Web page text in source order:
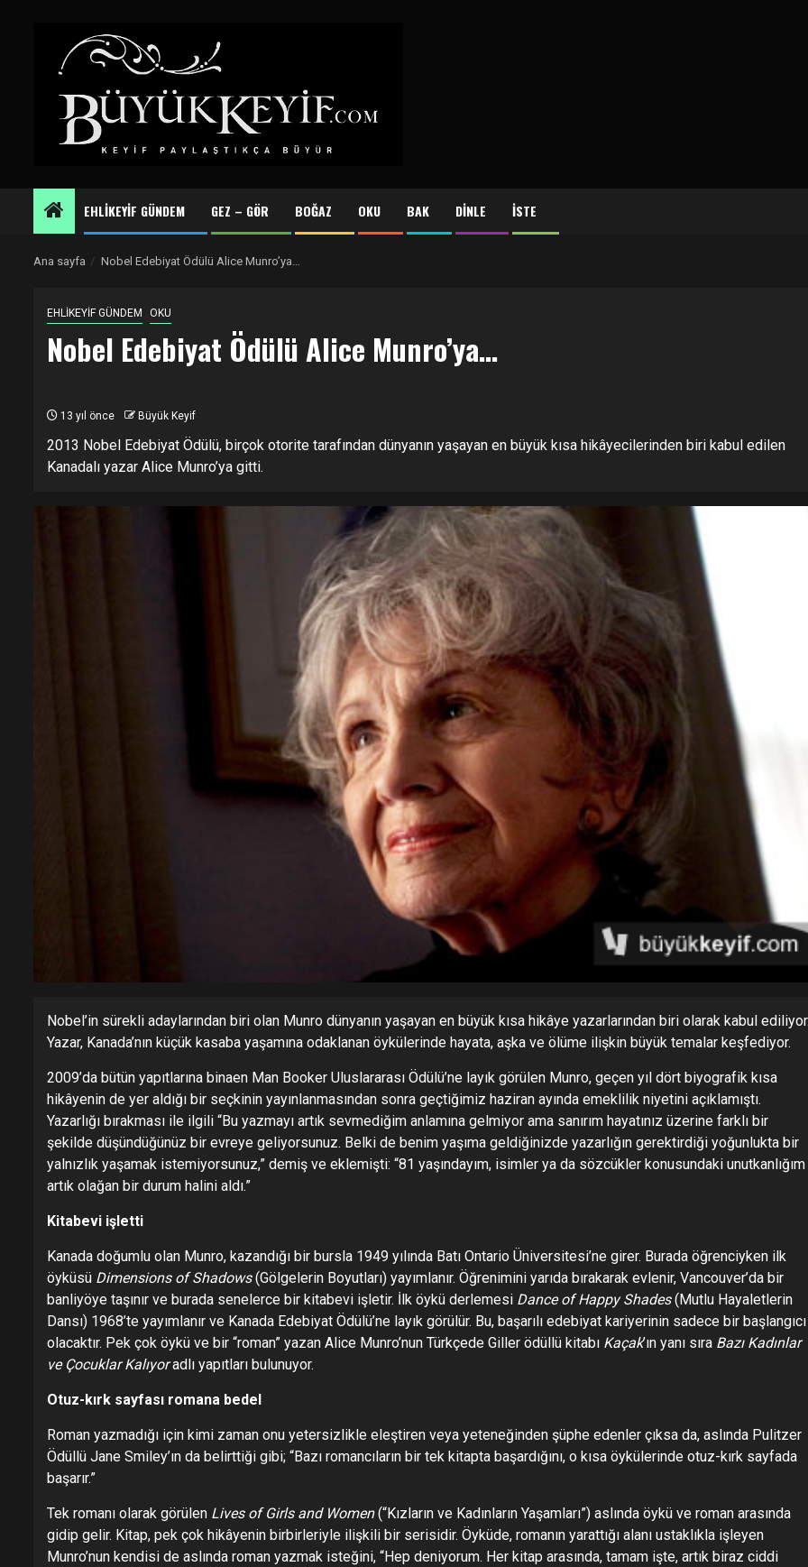
EHLİKEYİF GÜNDEM GEZ – GÖR BOĞAZ OKU BAK DİNLE İSTE
Ana sayfa Nobel Edebiyat Ödülü Alice Munro’ya…
EHLİKEYİF GÜNDEM OKU
Nobel Edebiyat Ödülü Alice Munro’ya…
13 yıl önce Büyük Keyif
2013 Nobel Edebiyat Ödülü, birçok otorite tarafından dünyanın yaşayan en büyük kısa hikâyecilerinden biri kabul edilen
Kanadalı yazar Alice Munro’ya gitti.
Nobel’in sürekli adaylarından biri olan Munro dünyanın yaşayan en büyük kısa hikâye yazarlarından biri olarak kabul
Yazar, Kanada’nın küçük kasaba yaşamına odaklanan öykülerinde hayata, aşka ve ölüme ilişkin büyük temalar keşfediyor.
2009’da bütün yapıtlarına binaen Man Booker Uluslararası Ödülü’ne layık görülen Munro, geçen yıl dört biyografik kısa
hikâyenin de yer aldığı bir seçkinin yayınlanmasından sonra geçtiğimiz haziran ayında emeklilik niyetini açıklamıştı.
Yazarlığı bırakması ile ilgili “Bu yazmayı artık sevmediğim anlamına gelmiyor ama sanırım hayatınız üzerine farklı bir
şekilde düşündüğünüz bir evreye geliyorsunuz. Belki de benim yaşıma geldiğinizde yazarlığın gerektirdiği yoğunlukta bir
yalnızlık yaşamak istemiyorsunuz,” demiş ve eklemişti: “81 yaşındayım, isimler ya da sözcükler konusundaki unutkanlığım
artık olağan bir durum halini aldı.”
Kitabevi işletti
Kanada doğumlu olan Munro, kazandığı bir bursla 1949 yılında Batı Ontario Üniversitesi’ne girer. Burada öğrenciyken ilk
öyküsü Dimensions of Shadows(Gölgelerin Boyutları) yayımlanır. Öğrenimini yarıda bırakarak evlenir, Vancouver’da bir
banliyöye taşınır ve burada senelerce bir kitabevi işletir. İlk öykü derlemesi Dance of Happy Shades(Mutlu Hayaletlerin
Dansı) 1968’te yayımlanır ve Kanada Edebiyat Ödülü’ne layık görülür. Bu, başarılı edebiyat kariyerinin sadece bir başlangıcı
olacaktır. Pek çok öykü ve bir “roman” yazan Alice Munro’nun Türkçede Giller ödüllü kitabı Kaçak’ın yanı sıra Bazı Kadınlar
ve Çocuklar Kalıyoradlı yapıtları bulunuyor.
Otuz-kırk sayfası romana bedel
Roman yazmadığı için kimi zaman onu yetersizlikle eleştiren veya yeteneğinden şüphe edenler çıksa da, aslında Pulitzer
Ödüllü Jane Smiley’ın da belirttiği gibi; “Bazı romancıların bir tek kitapta başardığını, o kısa öykülerinde otuz-kırk sayfada
başarır.”
Tek romanı olarak görülen Lives of Girls and Women(“Kızların ve Kadınların Yaşamları”) aslında öykü ve roman arasında
gidip gelir. Kitap, pek çok hikâyenin birbirleriyle ilişkili bir serisidir. Öyküde, romanın yarattığı alanı ustaklıkla işleyen
Munro’nun kendisi de aslında roman yazmak isteğini, “Hep deniyorum. Her kitap arasında, tamam işte, artık biraz ciddi